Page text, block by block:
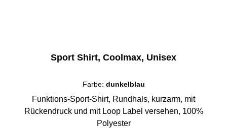
Sport Shirt, Coolmax, Unisex
Farbe: dunkelblau
Funktions-Sport-Shirt, Rundhals, kurzarm, mit
Rückendruck und mit Loop Label versehen, 100%
Polyester